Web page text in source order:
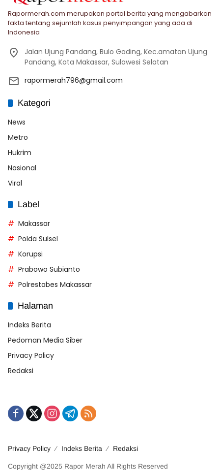
Rapormerah.com merupakan portal berita yang mengabarkan
fakta tentang sejumlah kasus penyimpangan yang ada di
Indonesia
Jalan Ujung Pandang, Bulo Gading, Kec.amatan Ujung
Pandang, Kota Makassar, Sulawesi Selatan
rapormerah796@gmail.com
Kategori
News
Metro
Hukrim
Nasional
Viral
Label
Makassar
Polda Sulsel
Korupsi
Prabowo Subianto
Polrestabes Makassar
Halaman
Indeks Berita
Pedoman Media Siber
Privacy Policy
Redaksi
Privacy Policy Indeks Berita Redaksi
Copyright @2025 Rapor Merah All Rights Reserved